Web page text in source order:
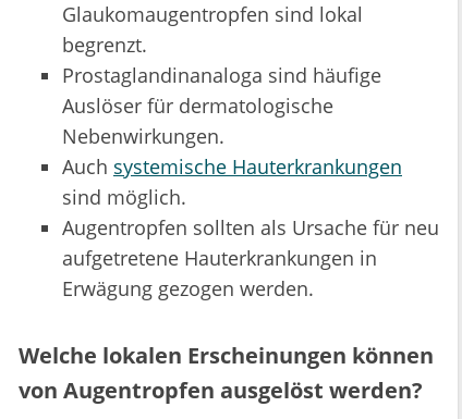
Glaukomaugentropfen sind lokal
begrenzt.
Prostaglandinanaloga sind häufige
Auslöser für dermatologische
Nebenwirkungen.
Auch systemische Hauterkrankungen
sind möglich.
Augentropfen sollten als Ursache für neu
aufgetretene Hauterkrankungen in
Erwägung gezogen werden.
Welche lokalen Erscheinungen können
von Augentropfen ausgelöst werden?